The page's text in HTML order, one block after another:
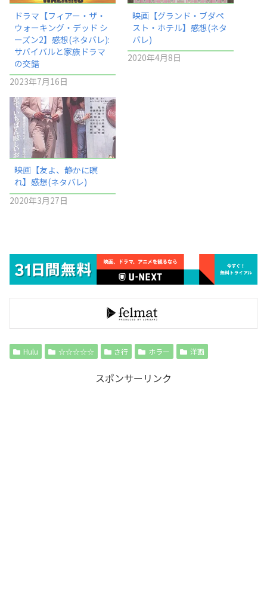
ドラマ【フィアー・ザ・
ウォーキング・デッド シ
ーズン2】感想(ネタバレ):
サバイバルと家族ドラマ
の交錯
2023年7月16日
映画【グランド・ブダペ
スト・ホテル】感想(ネタ
バレ)
2020年4月8日
映画【友よ、静かに瞑
れ】感想(ネタバレ)
2020年3月27日
Hulu ☆☆☆☆☆ さ行 ホラー 洋画
スポンサーリンク